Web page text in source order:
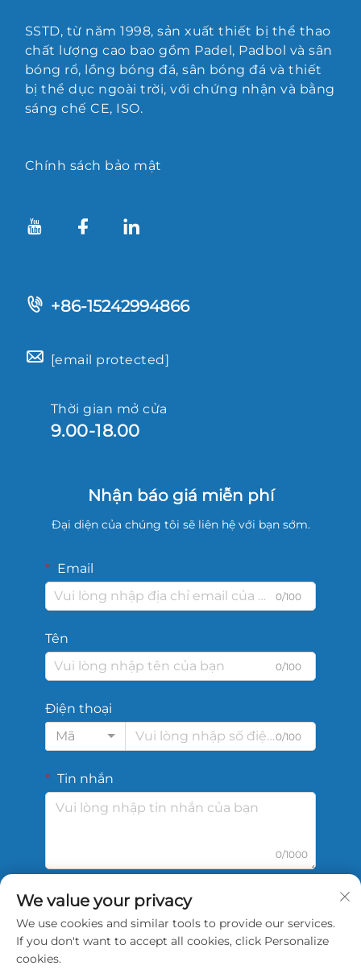
SSTD, từ năm 1998, sản xuất thiết bị thể thao
chất lượng cao bao gồm Padel, Padbol và sân
bóng rổ, lồng bóng đá, sân bóng đá và thiết
bị thể dục ngoài trời, với chứng nhận và bằng
sáng chế CE, ISO.
Chính sách bảo mật
+86-15242994866
[email protected]
Thời gian mở cửa
9.00-18.00
Nhận báo giá miễn phí
Đại diện của chúng tôi sẽ liên hệ với bạn sớm.
Email
0/100
Tên
0/100
Điện thoại
Mã
0/100
Tin nhắn
0/1000
Gửi
We value your privacy
We use cookies and similar tools to provide our services.
If you don't want to accept all cookies, click Personalize
cookies.